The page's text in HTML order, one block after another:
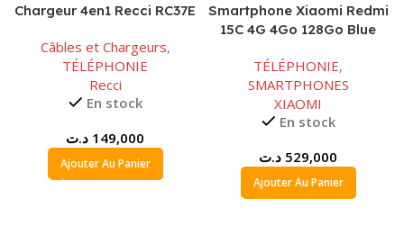
Chargeur 4en1 Recci RC37E
Câbles et Chargeurs,
TÉLÉPHONIE
Recci
En stock
149,000 د.ت
Ajouter Au Panier
Smartphone Xiaomi Redmi
15C 4G 4Go 128Go Blue
TÉLÉPHONIE,
SMARTPHONES
XIAOMI
En stock
529,000 د.ت
Ajouter Au Panier